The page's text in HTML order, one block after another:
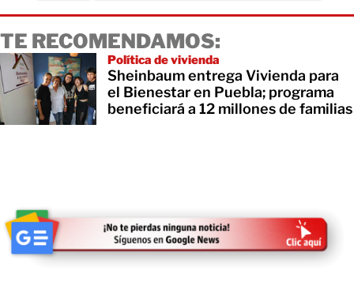
TE RECOMENDAMOS:
Política de vivienda
Sheinbaum entrega Vivienda para
el Bienestar en Puebla; programa
beneficiará a 12 millones de familias